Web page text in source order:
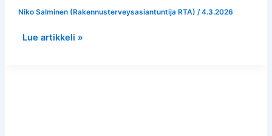
Niko Salminen (Rakennusterveysasiantuntija RTA) /4.3.2026
ratkaiset
kosteusongelman
Lue artikkeli »